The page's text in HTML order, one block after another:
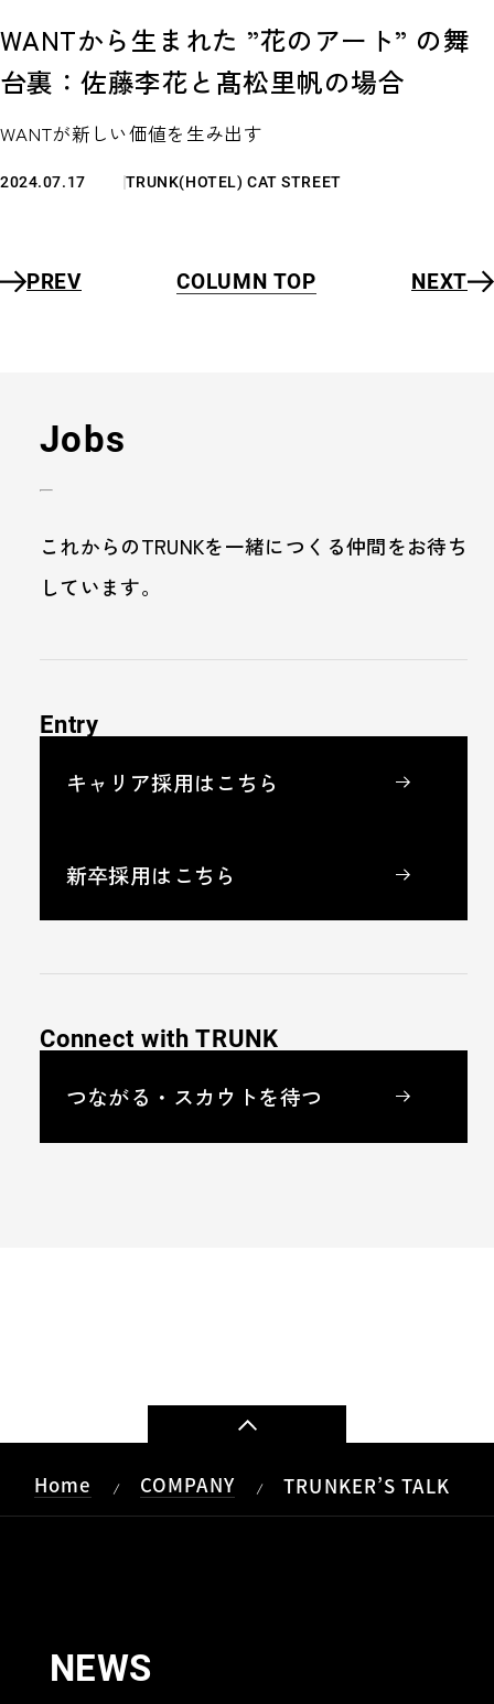
WANTから生まれた ”花のアート” の舞
台裏：佐藤李花と髙松里帆の場合
WANTが新しい価値を生み出す
2024.07.17 TRUNK(HOTEL) CAT STREET
PREV COLUMN TOP NEXT
Jobs
これからのTRUNKを一緒につくる仲間をお待ち
しています。
Entry
キャリア採用はこちら
新卒採用はこちら
Connect with TRUNK
つながる・スカウトを待つ
Home / COMPANY / TRUNKER’S TALK
NEWS